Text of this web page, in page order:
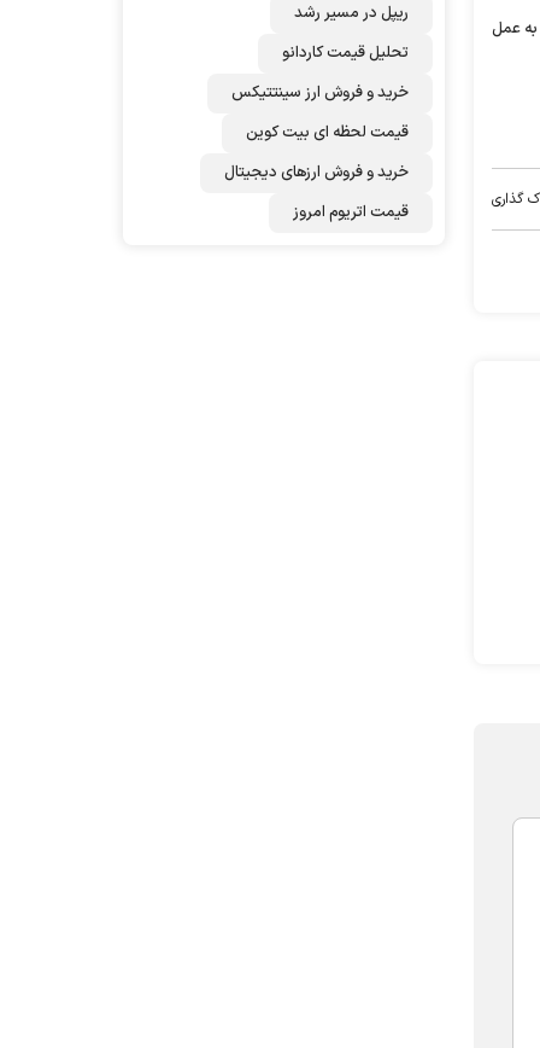
به عمل
گذاری
ریپل در مسیر رشد
تحلیل قیمت کاردانو
خرید و فروش ارز سینتتیکس
قیمت لحظه ای بیت کوین
خرید و فروش ارزهای دیجیتال
قیمت اتریوم امروز